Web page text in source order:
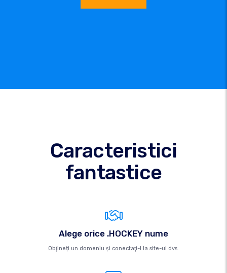
Caracteristici
fantastice
Alege orice .HOCKEY nume
Obţineți un domeniu şi conectaţi-l la site-ul dvs.